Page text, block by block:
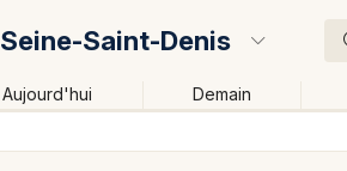
Seine-Saint-Denis
Aujourd'hui Demain